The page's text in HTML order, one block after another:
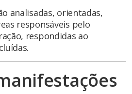
analisadas, orientadas,
responsáveis pelo
respondidas ao